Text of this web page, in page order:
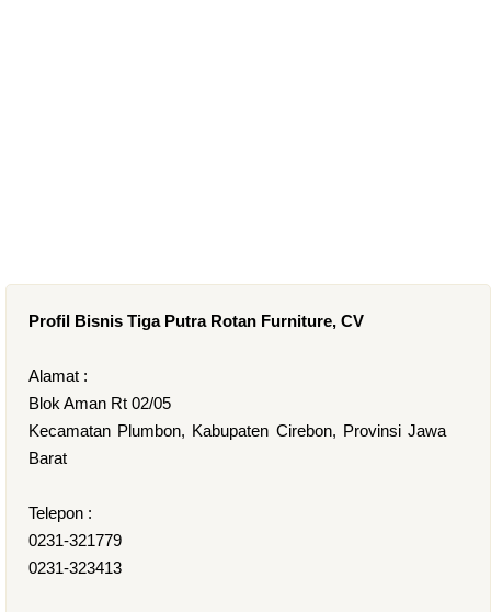
Profil Bisnis Tiga Putra Rotan Furniture, CV
Alamat :
Blok Aman Rt 02/05
Kecamatan Plumbon, Kabupaten Cirebon, Provinsi Jawa
Barat
Telepon :
0231-321779
0231-323413